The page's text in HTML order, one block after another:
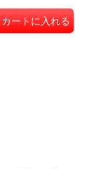
カートに入れる